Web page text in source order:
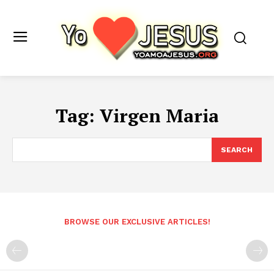
Tag: Virgen Maria
SEARCH
BROWSE OUR EXCLUSIVE ARTICLES!